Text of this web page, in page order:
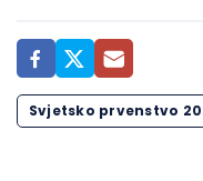
Svjetsko prvenstvo